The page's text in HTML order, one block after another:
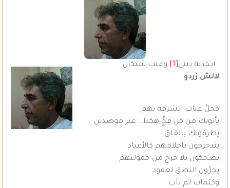
ابجدية بتنى[1]
وعنب شنكال
لالش زردو
كحلِّ غياب الشرفة بهم
يأتونك من كل فجٍّ هكذا… غير موصدين
يطرقونك بالقلق
يتدحرجون بأحلامهم كالأعياد
يضحكون بلا حرج من حمولتهم
يجرّون النطق لعقود
وكلمات لم تأتِ